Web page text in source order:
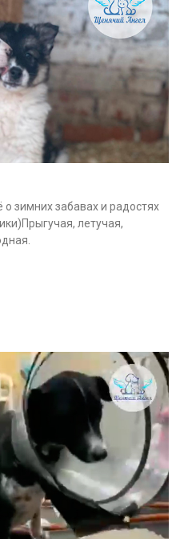
о зимних забавах и радостях
летучая,